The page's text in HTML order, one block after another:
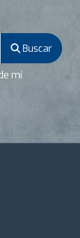
Buscar
mí